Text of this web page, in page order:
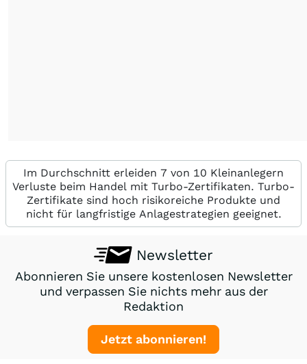
Im Durchschnitt erleiden 7 von 10 Kleinanlegern
Verluste beim Handel mit Turbo-Zertifikaten. Turbo-
Zertifikate sind hoch risikoreiche Produkte und
nicht für langfristige Anlagestrategien geeignet.
Newsletter
Abonnieren Sie unsere kostenlosen Newsletter
und verpassen Sie nichts mehr aus der
Redaktion
Jetzt abonnieren!